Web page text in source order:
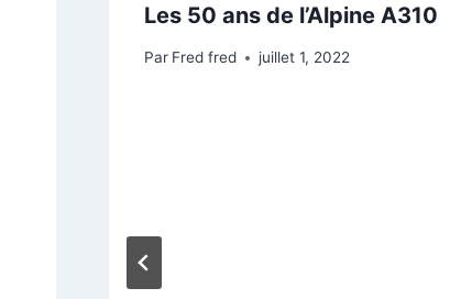
Les 50 ans de l’Alpine A310
Par Fred fred juillet 1, 2022